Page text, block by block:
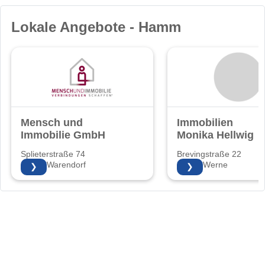
Lokale Angebote - Hamm
Mensch und
Immobilie GmbH
Splieterstraße 74
48231 Warendorf
❯
Immobilien
Monika Hellwig
Brevingstraße 22
59368 Werne
❯